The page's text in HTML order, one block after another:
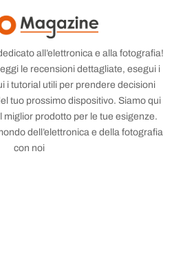
all’elettronica e alla fotografia!
le recensioni dettagliate, esegui i
i tutorial utili per prendere decisioni
tuo prossimo dispositivo. Siamo qui
miglior prodotto per le tue esigenze.
dell’elettronica e della fotografia
con noi